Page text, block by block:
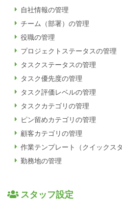
自社情報の管理
チーム（部署）の管理
役職の管理
プロジェクトステータスの管理
タスクステータスの管理
タスク優先度の管理
タスク評価レベルの管理
タスクカテゴリの管理
ピン留めカテゴリの管理
顧客カテゴリの管理
作業テンプレート（クイックス
勤務地の管理
スタッフ設定